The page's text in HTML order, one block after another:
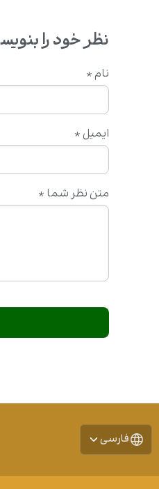
نظر خود را
متن نظر شما *
نام *
ایمیل *
فارسی